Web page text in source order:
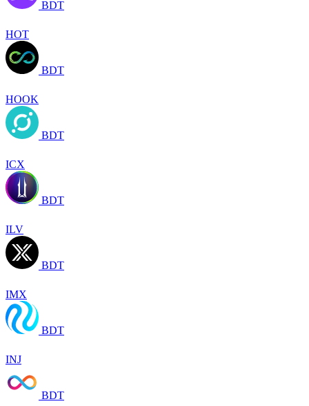
BDT
HOT
BDT
HOOK
BDT
ICX
BDT
ILV
BDT
IMX
BDT
INJ
BDT